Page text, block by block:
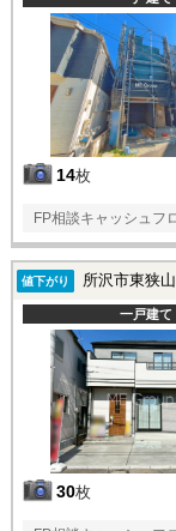
14枚
FP相談キャッシュフ
値下がり 所沢市東狭
一戸建て
30枚